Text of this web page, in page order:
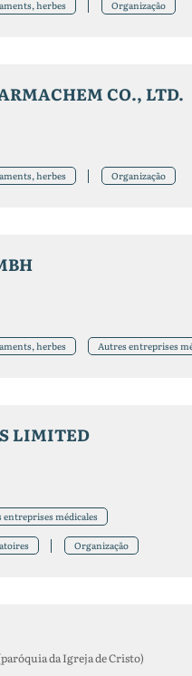
herbes Organização
CO., LTD.
herbes Organização
herbes Autres entreprises
LIMITED
entreprises médicales
Organização
da Igreja de Cristo)